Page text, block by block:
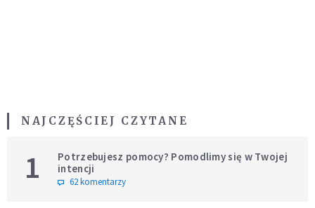
NAJCZĘŚCIEJ CZYTANE
1
Potrzebujesz pomocy? Pomodlimy się w Twojej
intencji
62 komentarzy